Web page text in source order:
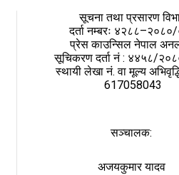
सूचना तथा प्रसारण
दर्ता नम्बरः
प्रेस काउन्सिल नेपाल
सूचिकरण दर्ता नं : ४४५८/
स्थायी लेखा नं. वा मूल्य
617058043
सञ्चालक:
अजयकुमार यादव